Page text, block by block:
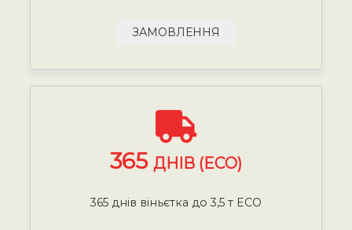
ЗАМОВЛЕННЯ
365 ДНІВ (ECO)
365 днів віньєтка до 3,5 т ECO